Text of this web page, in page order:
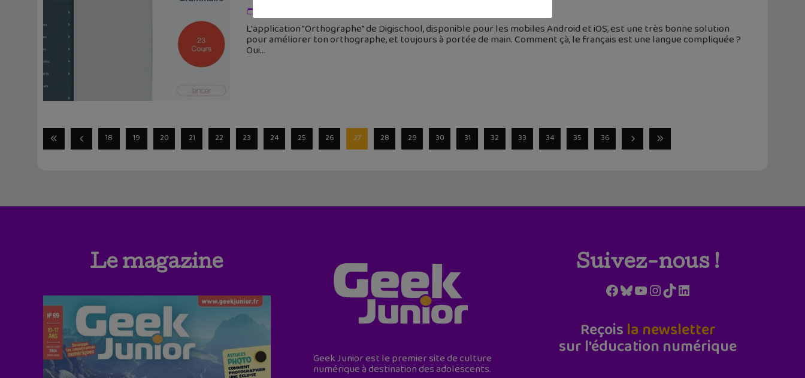
L'application "Orthographe" de Digischool, disponible pour les mobiles Android et iOS, est une très bonne solution
pour améliorer ton orthographe, et toujours à portée de main. Comment çà, le français est une langue compliquée ?
Oui
18 19 20 21 22 23 24 25 26 27 28 29 30 31 32 33 34 35 36
Le magazine
Geek Junior est le premier site de culture
numérique à destination des adolescents.
Suivez-nous !
Facebook
Bluesky
YouTube
Instagram
TikTokLinkedIn
Reçois la newsletter
sur l'éducation numérique